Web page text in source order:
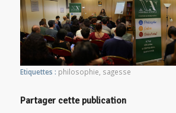
Etiquettes : philosophie, sagesse
Partager cette publication